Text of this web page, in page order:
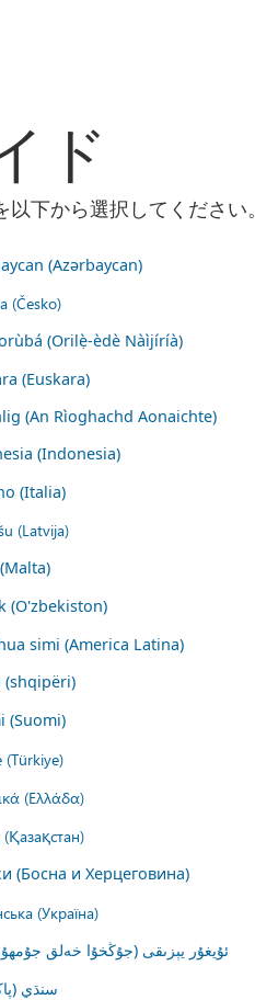
ド
下から選択してください。
(Azərbaycan)
(Česko)
(Orilẹ̀-èdè Nàìjíríà)
(Euskara)
(An Rìoghachd Aonaichte)
(Indonesia)
(Italia)
(Latvija)
(O'zbekiston)
simi (America Latina)
(shqipëri)
(Suomi)
(Türkiye)
(Ελλάδα)
(Босна и Херцеговина)
(Україна)
ئۇيغۇر يېزىقى (جۇڭخۇا خەلق
سنڌي